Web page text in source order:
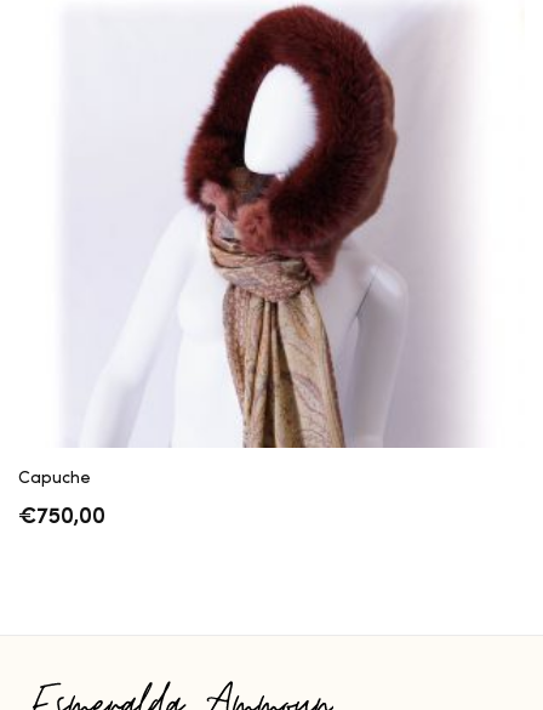
Capuche
€750,00